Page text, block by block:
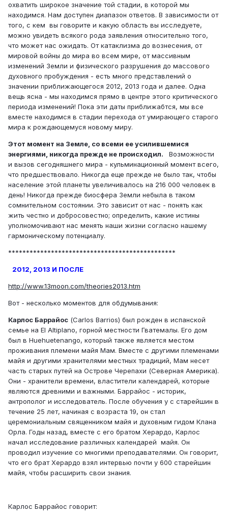
охватить широкое значение той стадии, в которой мы
находимся. Нам доступен диапазон ответов. В зависимости от
того, с кем вы говорите и какую область вы исследуете,
можно увидеть всякого рода заявления относительно того,
что может нас ожидать. От катаклизма до вознесения, от
мировой войны до мира во всем мире, от массивным
изменений Земли и физического разрушения до массового
духовного пробуждения - есть много представлений о
значении приближающегося 2012, 2013 года и далее. Одна
вещь ясна - мы находимся прямо в центре этого критического
периода изменений! Пока эти даты приближабтся, мы все
вместе находимся в стадии перехода от умирающего старого
мира к рождающемуся новому миру.
Этот момент на Земле, со всеми ее усилившемися
энергиями, никогда прежде не происходил.
Возможности
и вызов сегодняшнего мира - кульминационный момент всего,
что предшествовало. Никогда еще прежде не было так, чтобы
население этой планеты увеличивалось на 216 000 человек в
день! Никогда прежде биосфера Земли небыла в таком
сомнительном состоянии. Это зависит от нас - понять как
жить честно и добросовестно; определить, какие истины
уполномочивают нас менять наши жизни согласно нашему
гармоническому потенциалу.
***********************************************
2012, 2013 И ПОСЛЕ
http://www.13moon.com/theories2013.htm
Вот - несколько моментов для обдумывания:
Карлос Баррайос (Carlos Barrios) был рожден в испанской
семье на El Altiplano, горной местности Гватемалы. Его дом
был в Huehuetenango, который также является местом
проживания племени майя Мам. Вместе с другими племенами
майя и другими хранителями местных традиций, Мам несет
часть старых путей на Острове Черепахи (Северная Америка).
Они - хранители времени, властители календарей, которые
являются древними и важными. Баррайос - историк,
антрополог и исследователь. После обучения у с старейшин в
течение 25 лет, начиная с возраста 19, он стал
церемониальным священником майя и духовным гидом Клана
Орла. Годы назад, вместе с его братом Херардо, Карлос
начал исследование различных календарей майя. Он
проводил изучение со многими преподавателями. Он говорит,
что его брат Херардо взял интервью почти у 600 старейшин
майя, чтобы расширить свои знания.
Карлос Баррайос говорит: